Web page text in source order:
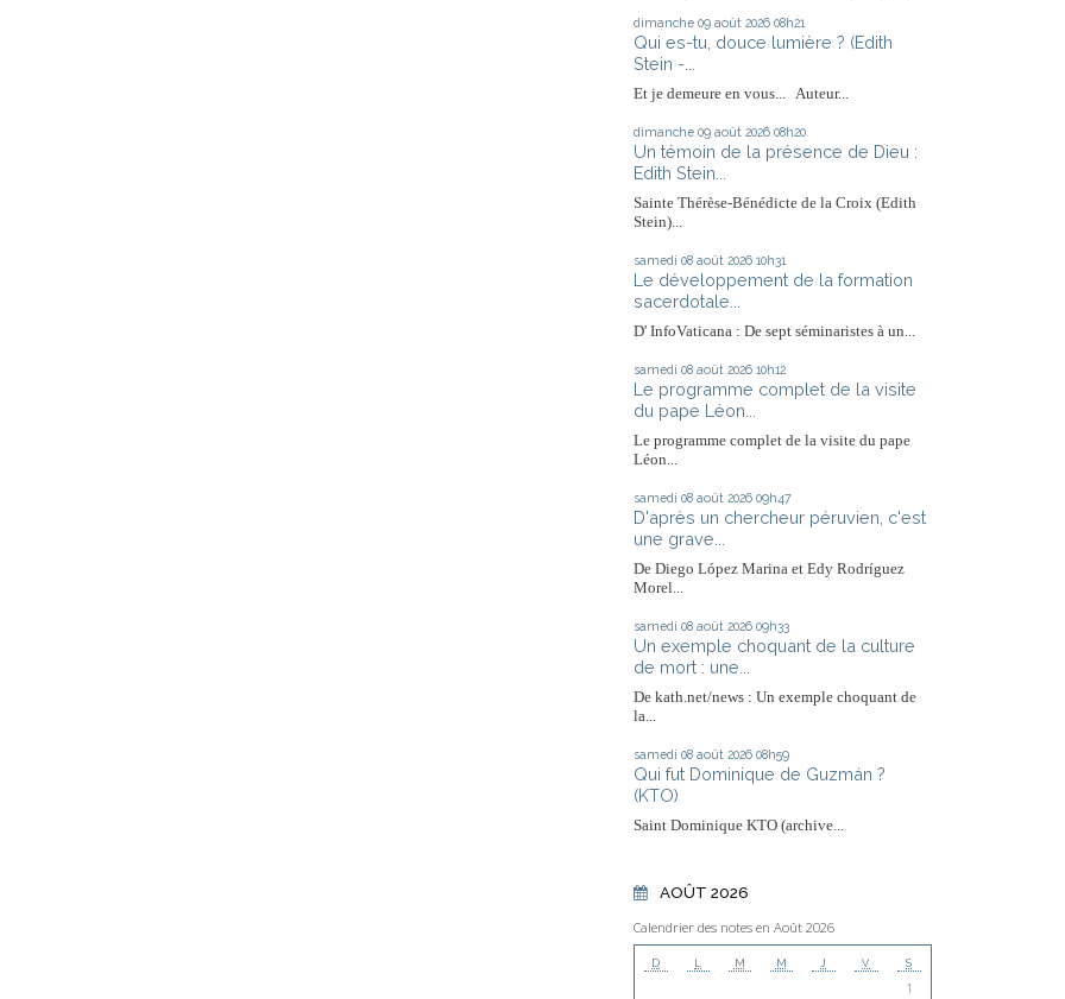
dimanche 09 août 2026 08h21
Qui es-tu, douce lumière ? (Edith
Stein -...
Et je demeure en vous... Auteur...
dimanche 09 août 2026 08h20
Un témoin de la présence de Dieu :
Edith Stein...
Sainte Thérèse-Bénédicte de la Croix (Edith
Stein)...
samedi 08 août 2026 10h31
Le développement de la formation
sacerdotale...
D' InfoVaticana : De sept séminaristes à un...
samedi 08 août 2026 10h12
Le programme complet de la visite
du pape Léon...
Le programme complet de la visite du pape
Léon...
samedi 08 août 2026 09h47
D'après un chercheur péruvien, c'est
une grave...
De Diego López Marina et Edy Rodríguez
Morel...
samedi 08 août 2026 09h33
Un exemple choquant de la culture
de mort : une...
De kath.net/news : Un exemple choquant de
la...
samedi 08 août 2026 08h59
Qui fut Dominique de Guzmán ?
(KTO)
Saint Dominique KTO (archive...
AOÛT 2026
Calendrier des notes en Août 2026
D L M M J V S
1